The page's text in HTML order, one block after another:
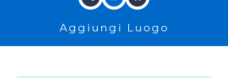
Aggiungi Luogo